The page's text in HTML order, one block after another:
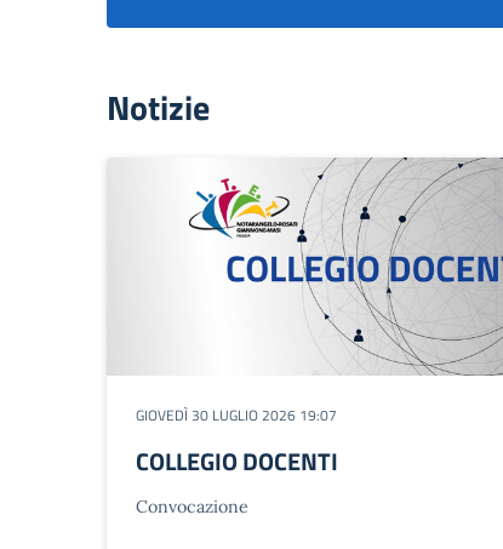
Notizie
GIOVEDÌ 30 LUGLIO 2026 19:07
COLLEGIO DOCENTI
Convocazione